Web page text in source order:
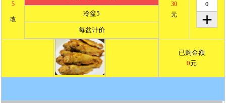
5
改
冷盆5
每盆计价
30
元
已购金额
0元